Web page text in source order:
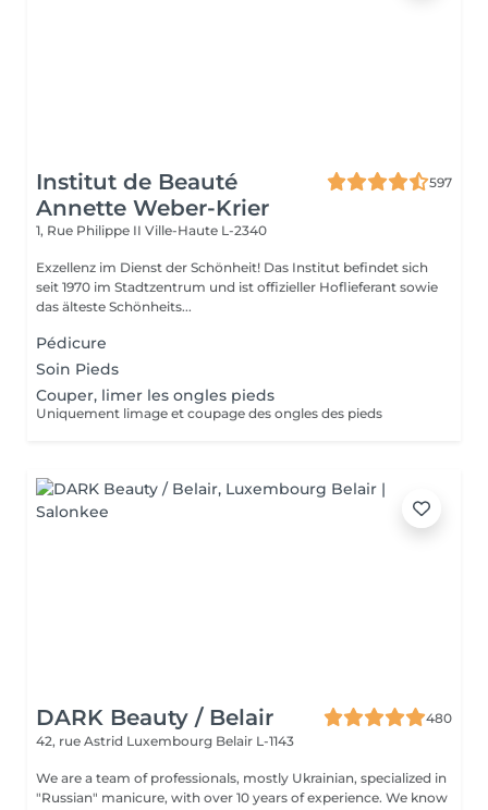
Institut de Beauté
Annette Weber-Krier
597
1, Rue Philippe II Ville-Haute L-2340
Exzellenz im Dienst der Schönheit! Das Institut befindet sich
seit 1970 im Stadtzentrum und ist offizieller Hoflieferant sowie
das älteste Schönheits...
Pédicure
Soin Pieds
Couper, limer les ongles pieds
Uniquement limage et coupage des ongles des pieds
DARK Beauty / Belair
480
42, rue Astrid Luxembourg Belair L-1143
We are a team of professionals, mostly Ukrainian, specialized in
"Russian" manicure, with over 10 years of experience. We know